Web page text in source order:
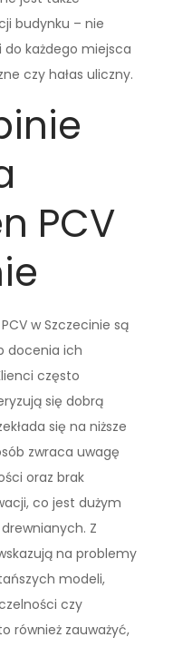
budynku – nie
każdego miejsca
czy hałas uliczny.
PCV
w Szczecinie są
docenia ich
często
się dobrą
się na niższe
zwraca uwagę
oraz brak
co jest dużym
Z
na problemy
modeli,
czy
również zauważyć,